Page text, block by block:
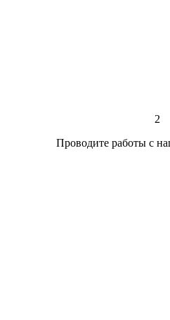
2
Проводите работы с